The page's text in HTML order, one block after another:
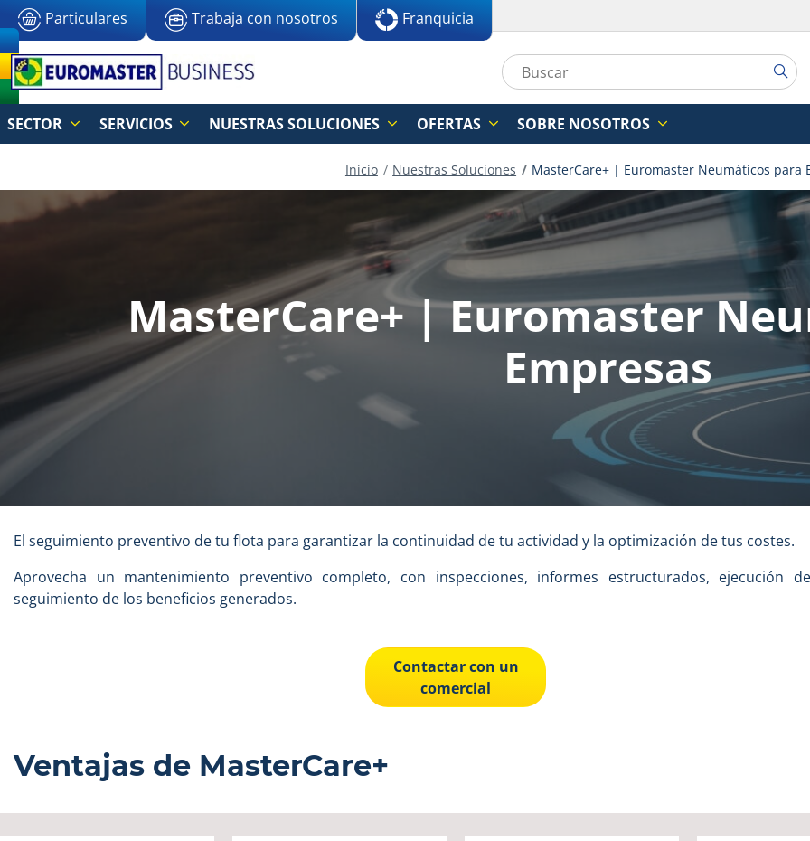
Particulares Trabaja con nosotros Franquicia
SECTOR SERVICIOS NUESTRAS SOLUCIONES OFERTAS SOBRE NOSOTROS
Inicio Nuestras Soluciones MasterCare+ | Euromaster Neumáticos para
MasterCare+ | Euromaster
Empresas
El seguimiento preventivo de tu flota para garantizar la continuidad de tu actividad y la optimización de tus costes.
Aprovecha un mantenimiento preventivo completo, con inspecciones, informes estructurados, ejecución
seguimiento de los beneficios generados.
Contactar con un
comercial
Ventajas de MasterCare+